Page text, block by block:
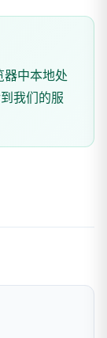
器中本地处
我们的服